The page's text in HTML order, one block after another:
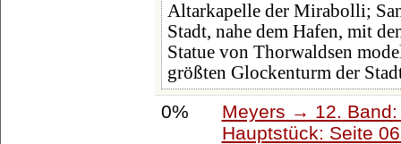
Altarkapelle der Mirabolli;
Stadt, nahe dem Hafen, mit
Statue von Thorwaldsen
größten Glockenturm der
0%
Meyers → 12.
Hauptstück: Seite